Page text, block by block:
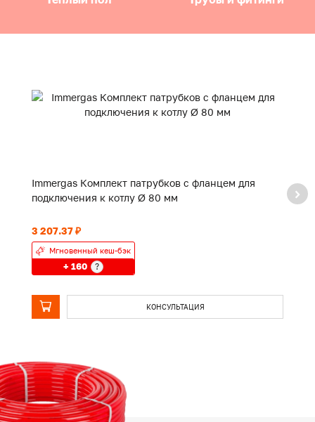
Immergas Комплект патрубков с фланцем для
подключения к котлу Ø 80 мм
3 207.37 ₽
Мгновенный кеш-бэк
+ 160 ?
КОНСУЛЬТАЦИЯ